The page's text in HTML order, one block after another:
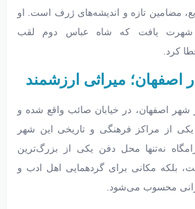
مضامین تازه و اندیشه‌های ژرف است. او
شهرت یافت که شاه عباس دوم لقب
کرد.
اصفهان؛ میراثی ارزشمند
شهر اصفهان، در خیابان صائب واقع شده و
از مراکز فرهنگی و تاریخی این شهر
نه‌تنها محل دفن یکی از بزرگ‌ترین
بلکه مکانی برای گردهمایی اهل ادب و
محسوب می‌شود.